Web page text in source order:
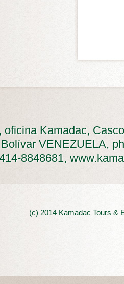
oficina Kamadac,
VENEZUELA,
8848681,
(c) 2014 Kamadac Tours &